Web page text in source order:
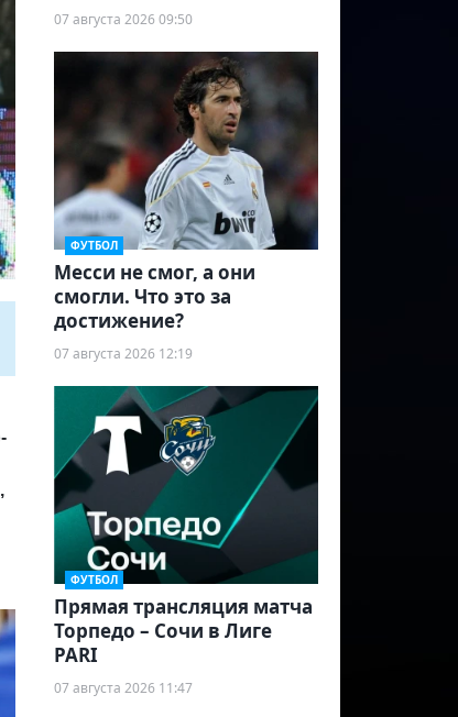
07 августа 2026 09:50
ФУТБОЛ
Месси не смог, а они
смогли. Что это за
достижение?
07 августа 2026 12:19
ФУТБОЛ
Прямая трансляция матча
Торпедо – Сочи в Лиге
PARI
07 августа 2026 11:47